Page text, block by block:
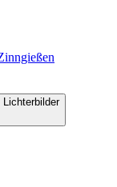
Lichterbilder